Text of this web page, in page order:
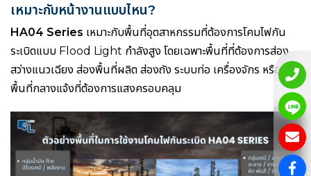
เหมาะกับหน้างานแบบไหน?
HA04 Series เหมาะกับพื้นที่อุตสาหกรรมที่ต้องการโคมไฟกัน
ระเบิดแบบ Flood Light กำลังสูง โดยเฉพาะพื้นที่ที่ต้องการส่อง
สว่างแนวเฉียง ส่องพื้นที่ผลิต ส่องถัง ระบบท่อ เครื่องจักร หรือ
พื้นที่กลางแจ้งที่ต้องการแสงครอบคลุม